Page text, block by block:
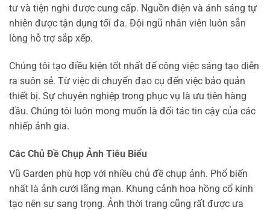
tư và tiện nghi được cung cấp. Nguồn điện và ánh sáng tự
nhiên được tận dụng tối đa. Đội ngũ nhân viên luôn sẵn
lòng hỗ trợ sắp xếp.
Chúng tôi tạo điều kiện tốt nhất để công việc sáng tạo diễn
ra suôn sẻ. Từ việc di chuyển đạo cụ đến việc bảo quản
thiết bị. Sự chuyên nghiệp trong phục vụ là ưu tiên hàng
đầu. Chúng tôi luôn mong muốn là đối tác tin cậy của các
nhiếp ảnh gia.
Các Chủ Đề Chụp Ảnh Tiêu Biểu
Vũ Garden phù hợp với nhiều chủ đề chụp ảnh. Phổ biến
nhất là ảnh cưới lãng mạn. Khung cảnh hoa hồng cổ kính
tạo nên sự sang trọng. Ảnh thời trang cũng rất được ưa